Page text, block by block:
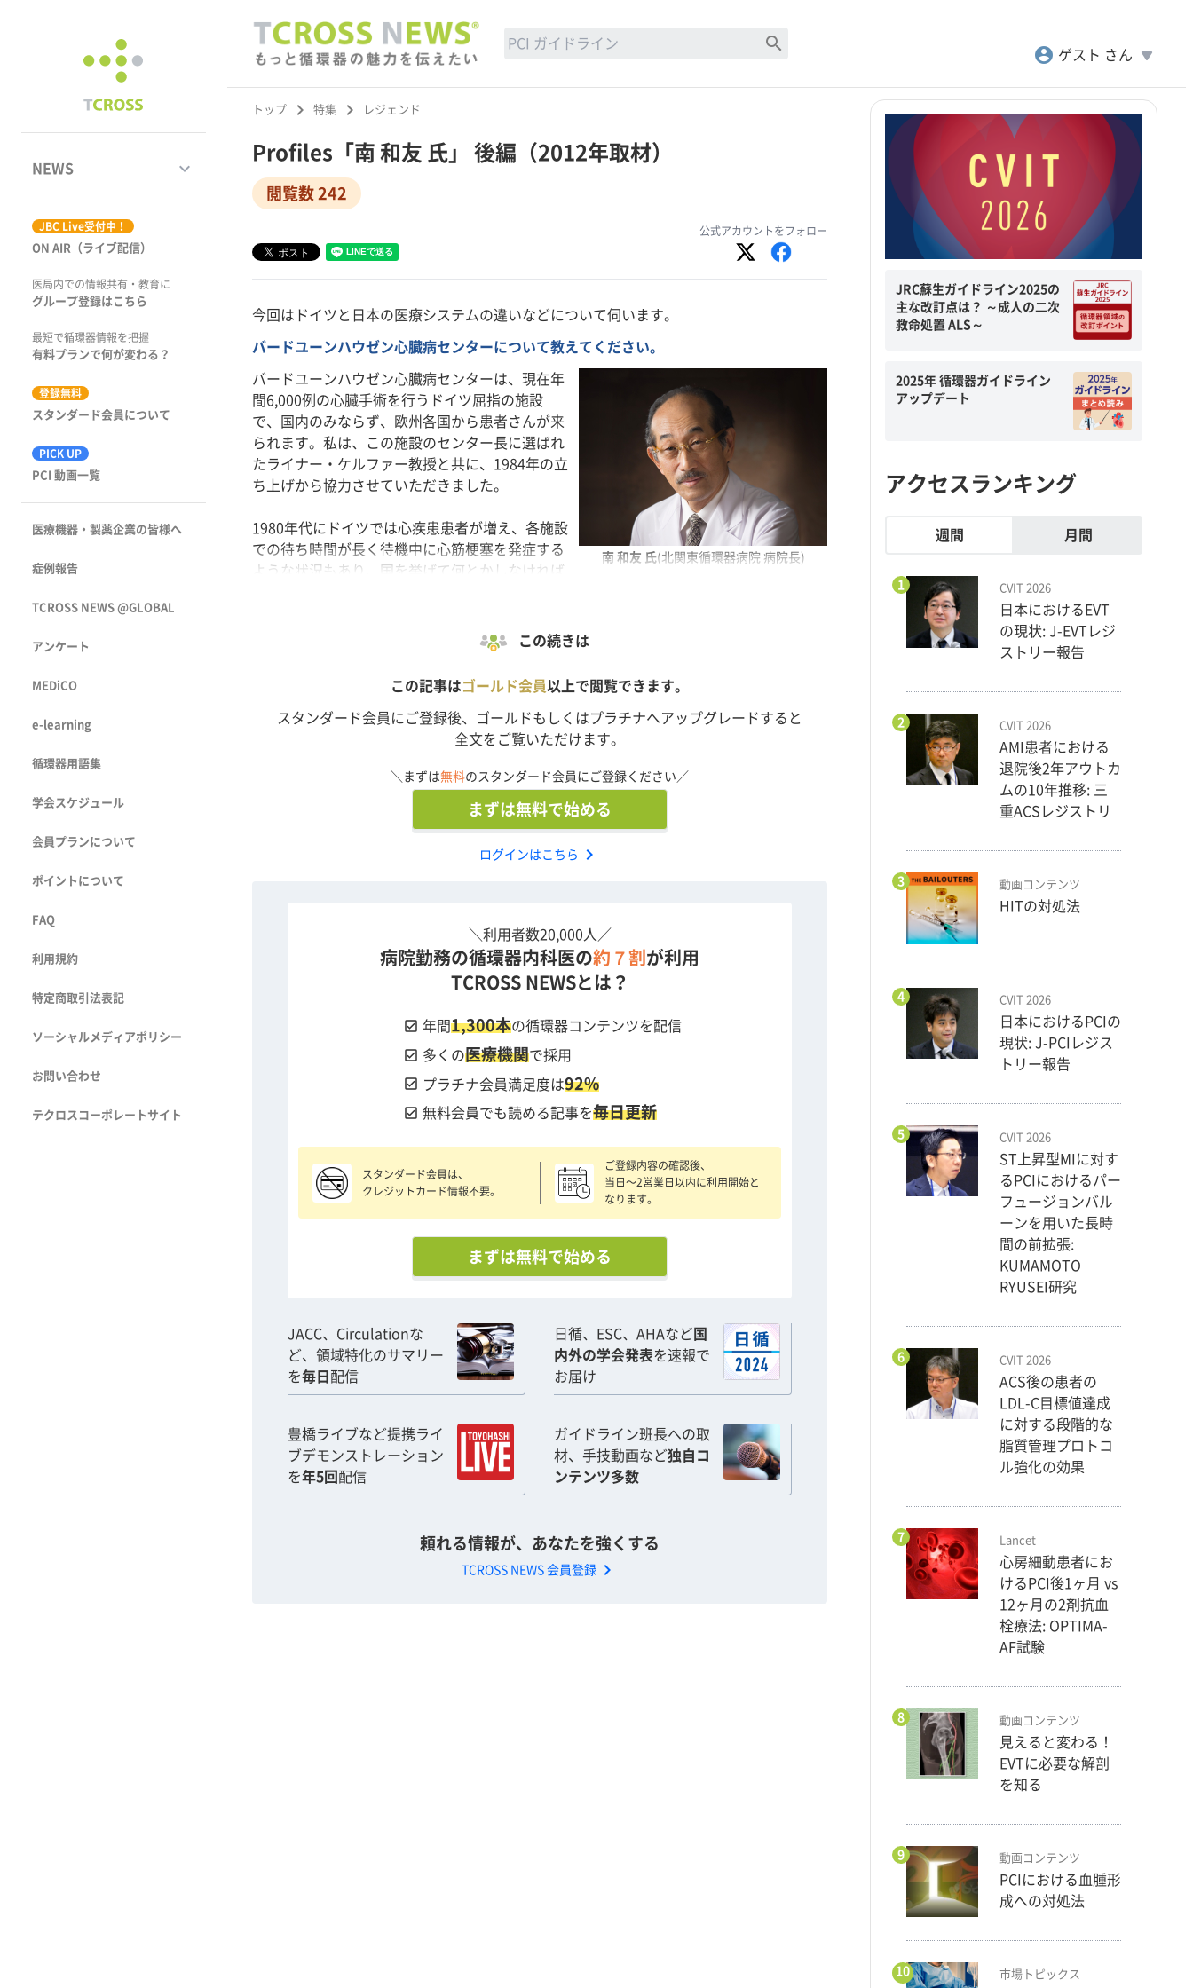
NEWS keyboard_arrow_down
ジャーナル
動画コンテンツ
市場トピックス
JBC Live受付中！
ON AIR（ライブ配信）
医局内での情報共有・教育に
グループ登録はこちら
最短で循環器情報を把握
有料プランで何が変わる？
登録無料
スタンダード会員について
PICK UP
PCI 動画一覧
医療機器・製薬企業の皆様へ
症例報告
TCROSS NEWS @GLOBAL
アンケート
MEDiCO
e-learning
循環器用語集
学会スケジュール
会員プランについて
ポイントについて
FAQ
利用規約
特定商取引法表記
ソーシャルメディアポリシー
お問い合わせ
テクロスコーポレートサイト
search
account_circle ゲスト さん play_arrow
トップ keyboard_arrow_right 特集 keyboard_arrow_right レジェンド
Profiles「南 和友 氏」 後編（2012年取材）
閲覧数 242
公式アカウントをフォロー
今回はドイツと日本の医療システムの違いなどについて伺います。
バードユーンハウゼン心臓病センターについて教えてください。
南 和友 氏(北関東循環器病院 病院長)
バードユーンハウゼン心臓病センターは、現在年
間6,000例の心臓手術を行うドイツ屈指の施設
で、国内のみならず、欧州各国から患者さんが来
られます。私は、この施設のセンター長に選ばれ
たライナー・ケルファー教授と共に、1984年の立
ち上げから協力させていただきました。
1980年代にドイツでは心疾患患者が増え、各施設
での待ち時間が長く待機中に心筋梗塞を発症する
ような状況もあり、国を挙げて何とかしなければ
この続きは
この記事はゴールド会員以上で閲覧できます。
スタンダード会員にご登録後、ゴールドもしくはプラチナへアップグレードすると
全文をご覧いただけます。
＼まずは無料のスタンダード会員にご登録ください／
まずは無料で始める
ログインはこちら chevron_right
＼利用者数20,000人／
病院勤務の循環器内科医の約７割 が利用
TCROSS NEWSとは？
check_box 年間1,300本の循環器コンテンツを配信
check_box 多くの医療機関で採用
check_box プラチナ会員満足度は92%
check_box 無料会員でも読める記事を毎日更新
スタンダード会員は、
クレジットカード情報不要。
ご登録内容の確認後、
当日〜2営業日以内に利用開始と
なります。
まずは無料で始める
JACC、Circulationな
ど、領域特化のサマリー
を毎日 配信
日循、ESC、AHAなど国
内外の学会発表を速報で
お届け
豊橋ライブなど提携ライ
ブデモンストレーション
を年5回 配信
ガイドライン班長への取
材、手技動画など独自コ
ンテンツ多数
頼れる情報が、あなたを強くする
TCROSS NEWS 会員登録 chevron_right
JRC蘇生ガイドライン2025の
主な改訂点は？ ～成人の二次
救命処置 ALS～
2025年 循環器ガイドライン
アップデート
アクセスランキング
週間 月間
1 CVIT 2026
日本におけるEVT
の現状: J-EVTレジ
ストリー報告
2 CVIT 2026
AMI患者における
退院後2年アウトカ
ムの10年推移: 三
重ACSレジストリ
3 動画コンテンツ
HITの対処法
4 CVIT 2026
日本におけるPCIの
現状: J-PCIレジス
トリー報告
5 CVIT 2026
ST上昇型MIに対す
るPCIにおけるパー
フュージョンバル
ーンを用いた長時
間の前拡張:
KUMAMOTO
RYUSEI研究
6 CVIT 2026
ACS後の患者の
LDL-C目標値達成
に対する段階的な
脂質管理プロトコ
ル強化の効果
7 Lancet
心房細動患者にお
けるPCI後1ヶ月 vs
12ヶ月の2剤抗血
栓療法: OPTIMA-
AF試験
8 動画コンテンツ
見えると変わる！
EVTに必要な解剖
を知る
9 動画コンテンツ
PCIにおける血腫形
成への対処法
10 市場トピックス